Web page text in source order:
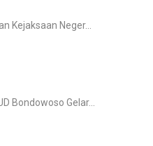
Kejaksaan Neger...
Bondowoso Gelar...